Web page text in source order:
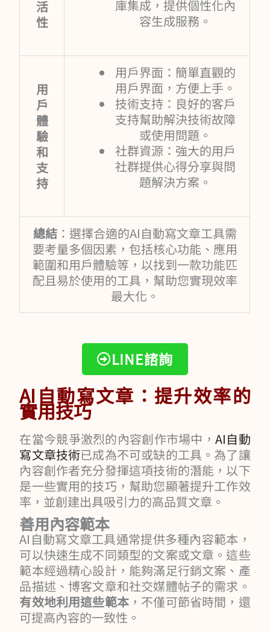
活
性
庫集成，提供個性化內
容生成服務。
用
戶
體
驗
和
支
持
用戶界面：簡單直觀的
用戶界面，方便上手。
技術支持：良好的客戶
支持幫助解決技術故障
或使用問題。
社群資源：強大的用戶
社群提供心得分享與問
題解決方案。
總結：選擇合適的AI自動寫文章工具需
要考量多個因素，包括核心功能、應用
範圍和用戶體驗等，以找到一款功能匹
配且易於使用的工具，幫助您實現效率
最大化。
LINE諮詢
AI自動寫文章：提升效率的
實用技巧
在當今競爭激烈的內容創作市場中，AI自動
寫文章技術已成為不可或缺的工具。為了讓
內容創作者充分發揮這項技術的潛能，以下
是一些實用的技巧，幫助您顯著提升工作效
率，並創建出具吸引力的高品質文章。
善用內容範本
AI自動寫文章工具通常提供多種內容範本，
可以快速生成不同類型的文案或文章。這些
範本經過精心設計，能夠滿足行銷文案、產
品描述、博客文章和社交媒體帖子的需求。
有效地利用這些範本 ，不僅可節省時間，還
可提高內容的一致性。